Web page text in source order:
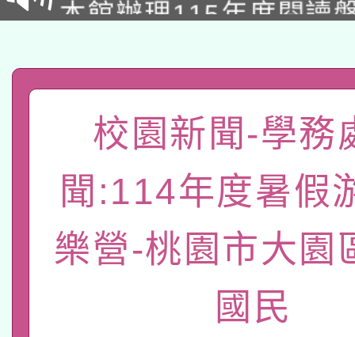
招)
礎課程
A3數位素養講師名單
「數位內容與教學軟
有關大陸委員會函釋公
薪期間赴陸應申請許可
轉知經濟部水利署委託
業技術研究院辦理「
用水績優單位及節水達
115年8月22日(星期六
桃園市孔廟祈福系列
開 智慧啟航」
本校115學年度第2次
校園新聞-學務
聞:114年度暑假
樂營-桃園市大園
國民